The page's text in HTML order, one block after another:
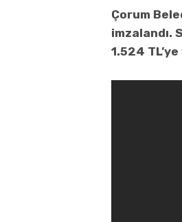
Çorum
imzalandı.
1.524